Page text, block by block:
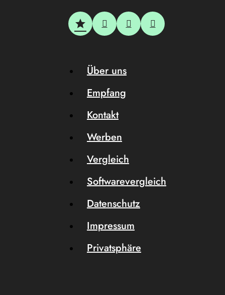
Über uns
Empfang
Kontakt
Werben
Vergleich
Softwarevergleich
Datenschutz
Impressum
Privatsphäre